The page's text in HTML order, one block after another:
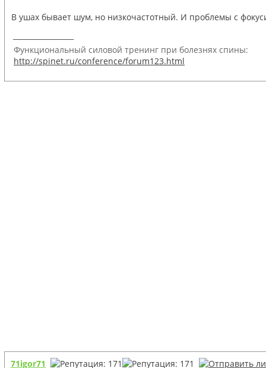
В ушах бывает шум, но низкочастотный. И проблемы с
Функциональный силовой тренинг при болезнях спины:
http://spinet.ru/conference/forum123.html
71igor71